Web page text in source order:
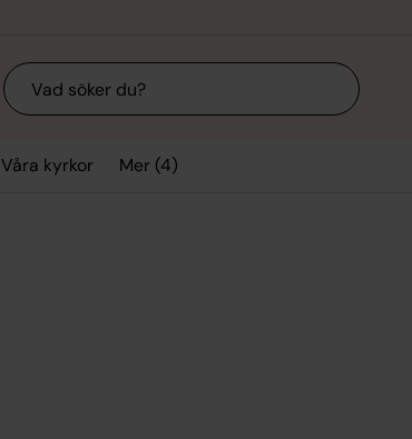
Sök
Våra kyrkor Mer (4)